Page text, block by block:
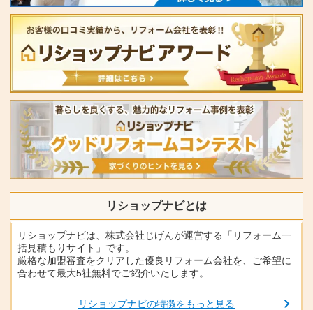
リショップナビとは
リショップナビは、株式会社じげんが運営する「リフォーム一
括見積もりサイト」です。
厳格な加盟審査をクリアした優良リフォーム会社を、ご希望に
合わせて最大5社無料でご紹介いたします。
リショップナビの特徴をもっと見る